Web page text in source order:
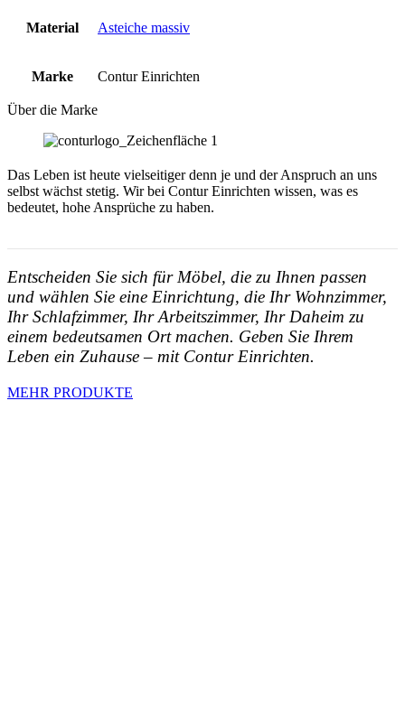
Material Asteiche massiv
Marke Contur Einrichten
Über die Marke
Das Leben ist heute vielseitiger denn je und der Anspruch an uns
selbst wächst stetig. Wir bei Contur Einrichten wissen, was es
bedeutet, hohe Ansprüche zu haben.
Entscheiden Sie sich für Möbel, die zu Ihnen passen
und wählen Sie eine Einrichtung, die Ihr Wohnzimmer,
Ihr Schlafzimmer, Ihr Arbeitszimmer, Ihr Daheim zu
einem bedeutsamen Ort machen. Geben Sie Ihrem
Leben ein Zuhause – mit Contur Einrichten.
MEHR PRODUKTE